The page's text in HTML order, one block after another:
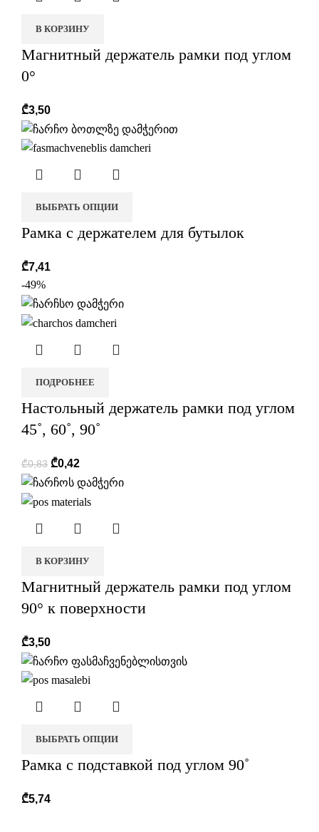
В КОРЗИНУ
Магнитный держатель рамки под углом
0°
₾3,50
ВЫБРАТЬ ОПЦИИ
Рамка с держателем для бутылок
₾7,41
-49%
ПОДРОБНЕЕ
Настольный держатель рамки под углом
45˚, 60˚, 90˚
₾0,83 ₾0,42
В КОРЗИНУ
Магнитный держатель рамки под углом
90° к поверхности
₾3,50
ВЫБРАТЬ ОПЦИИ
Рамка с подставкой под углом 90˚
₾5,74